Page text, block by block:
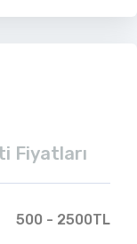
Fiyatları
500 - 2500TL